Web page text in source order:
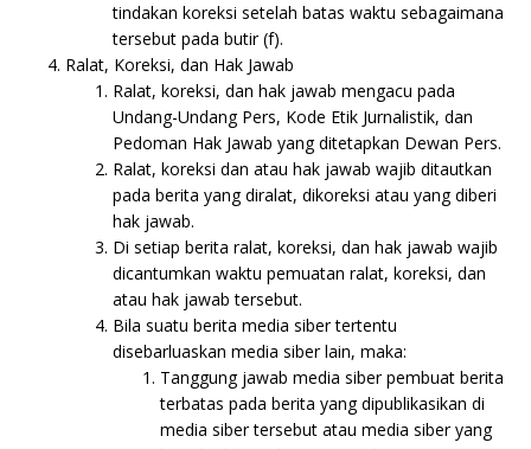
tindakan koreksi setelah batas waktu sebagaimana
tersebut pada butir (f).
Ralat, Koreksi, dan Hak Jawab
Ralat, koreksi, dan hak jawab mengacu pada
Undang-Undang Pers, Kode Etik Jurnalistik, dan
Pedoman Hak Jawab yang ditetapkan Dewan Pers.
Ralat, koreksi dan atau hak jawab wajib ditautkan
pada berita yang diralat, dikoreksi atau yang diberi
hak jawab.
Di setiap berita ralat, koreksi, dan hak jawab wajib
dicantumkan waktu pemuatan ralat, koreksi, dan
atau hak jawab tersebut.
Bila suatu berita media siber tertentu
disebarluaskan media siber lain, maka:
Tanggung jawab media siber pembuat berita
terbatas pada berita yang dipublikasikan di
media siber tersebut atau media siber yang